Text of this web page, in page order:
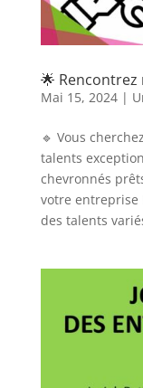
🌟 Rencontrez
Mai 15, 2024|
🔹 Vous
talents
chevronnés
votre entreprise
des talents